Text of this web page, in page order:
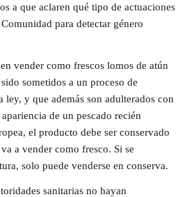
a que aclaren qué tipo de actuaciones
para detectar género
vender como frescos lomos de atún
sometidos a un proceso de
y que además son adulterados con
de un pescado recién
el producto debe ser conservado
a vender como fresco. Si se
solo puede venderse en conserva.
sanitarias no hayan